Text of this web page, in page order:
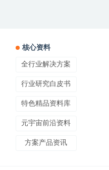
核心资料
全行业解决方案
行业研究白皮书
特色精品资料库
元宇宙前沿资料
方案产品资讯